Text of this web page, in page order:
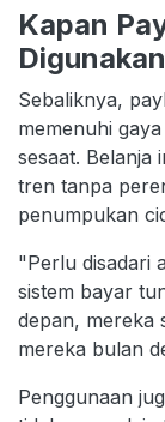
Kapan
Sebaliknya,
memenuhi
sesaat. Belanja
tren tanpa
penumpukan
"Perlu disadari
sistem bayar
depan, mereka
mereka bulan
Penggunaan